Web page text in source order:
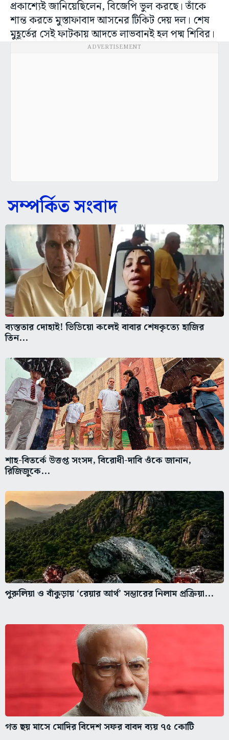
প্রকাশ্যেই জানিয়েছিলেন, বিজেপি ভুল করছে। তাঁকে
শান্ত করতে মুস্তাফাবাদ আসনের টিকিট দেয় দল। শেষ
মুহূর্তের সেই ফাটকায় আদতে লাভবানই হল পদ্ম শিবির।
ADVERTISEMENT
সম্পর্কিত সংবাদ
ব্যস্ততার দোহাই! ভিডিয়ো কলেই বাবার শেষকৃত্যে হাজির
তিন...
শাহ-বিতর্কে উত্তপ্ত সংসদ, বিরোধী-দাবি ওঁকে জানান,
রিজিজুকে...
পুরুলিয়া ও বাঁকুড়ায় ‘রেয়ার আর্থ’ সম্ভারের নিলাম প্রক্রিয়া...
গত ছয় মাসে মোদির বিদেশ সফর বাবদ ব্যয় ৭৫ কোটি